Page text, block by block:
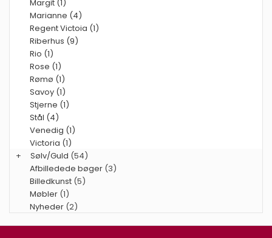
Margit (1)
Marianne (4)
Regent Victoia (1)
Riberhus (9)
Rio (1)
Rose (1)
Rømø (1)
Savoy (1)
Stjerne (1)
Stål (4)
Venedig (1)
Victoria (1)
+
Sølv/Guld (54)
Afbilledede bøger (3)
Billedkunst (5)
Møbler (1)
Nyheder (2)